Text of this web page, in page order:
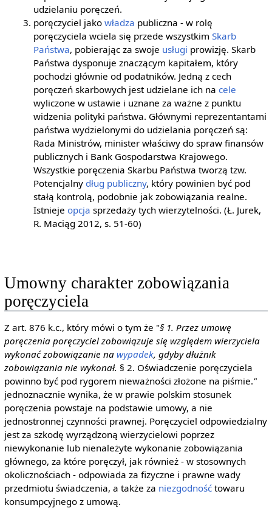
udzielaniu poręczeń.
poręczyciel jakowładza publiczna - w rolę
poręczyciela wciela się przede wszystkimSkarb
Państwa, pobierając za swoje usługi prowizję. Skarb
Państwa dysponuje znaczącym kapitałem, który
pochodzi głównie od podatników. Jedną z cech
poręczeń skarbowych jest udzielane ich nacele
wyliczone w ustawie i uznane za ważne z punktu
widzenia polityki państwa. Głównymi reprezentantami
państwa wydzielonymi do udzielania poręczeń są:
Rada Ministrów, minister właściwy do spraw finansów
publicznych i Bank Gospodarstwa Krajowego.
Wszystkie poręczenia Skarbu Państwa tworzą tzw.
Potencjalny dług publiczny, który powinien być pod
stałą kontrolą, podobnie jak zobowiązania realne.
Istniejeopcja sprzedaży tych wierzytelności. (Ł. Jurek,
R. Maciąg 2012, s. 51-60)
Umowny charakter zobowiązania
poręczyciela
Z art. 876 k.c., który mówi o tym że "§ 1. Przez umowę
poręczenia poręczyciel zobowiązuje się względem wierzyciela
wykonać zobowiązanie na wypadek, gdyby dłużnik
zobowiązania nie wykonał. § 2. Oświadczenie poręczyciela
powinno być pod rygorem nieważności złożone na piśmie."
jednoznacznie wynika, że w prawie polskim stosunek
poręczenia powstaje na podstawie umowy, a nie
jednostronnej czynności prawnej. Poręczyciel odpowiedzialny
jest za szkodę wyrządzoną wierzycielowi poprzez
niewykonanie lub nienależyte wykonanie zobowiązania
głównego, za które poręczył, jak również - w stosownych
okolicznościach - odpowiada za fizyczne i prawne wady
przedmiotu świadczenia, a także za niezgodnośćtowaru
konsumpcyjnego z umową.